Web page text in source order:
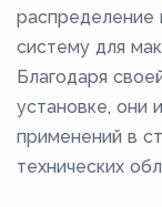
распределение
систему для
Благодаря
установке, они
применений в
технических